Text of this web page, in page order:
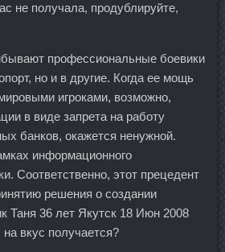
не получала, продублируйте,
профессиональные боевики
но и в другие. Когда ее мощь
игроками, возможно,
в виде запрета на работу
банков, окажется ненужной.
информационного
Соответственно, этот прецедент
решения о создании
Таня 36 лет Якутск 18 Июн 2008
вкус получается?